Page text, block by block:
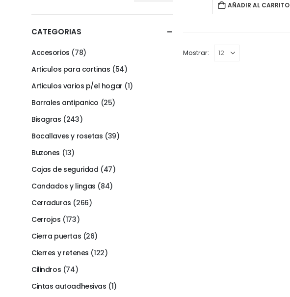
AÑADIR AL CARRITO
Mostrar:
mínimo
máximo
CATEGORIAS
Accesorios (78)
Articulos para cortinas (54)
Articulos varios p/el hogar (1)
Barrales antipanico (25)
Bisagras (243)
Bocallaves y rosetas (39)
Buzones (13)
Cajas de seguridad (47)
Candados y lingas (84)
Cerraduras (266)
Cerrojos (173)
Cierra puertas (26)
Cierres y retenes (122)
Cilindros (74)
Cintas autoadhesivas (1)